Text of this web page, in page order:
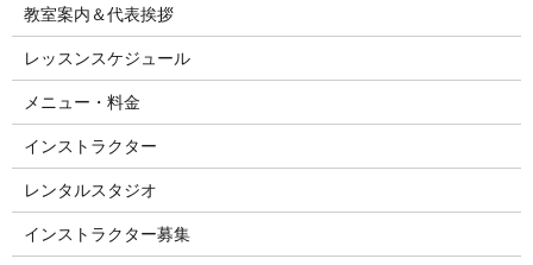
教室案内＆代表挨拶
レッスンスケジュール
メニュー・料金
インストラクター
レンタルスタジオ
インストラクター募集